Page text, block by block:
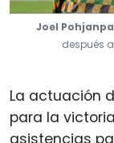
Joel
después
La actuación
para la